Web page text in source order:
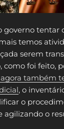
governo tentar
temos
serem
como foi feito,
também
, o
o
agilizando o